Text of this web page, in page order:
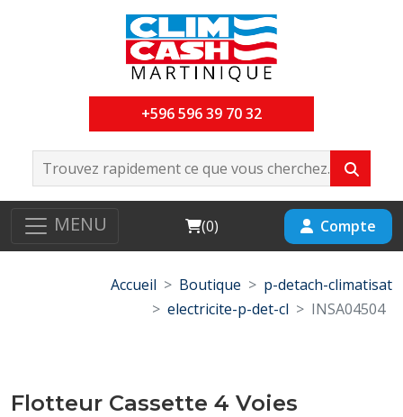
+596 596 39 70 32
MENU Cart
(0) Compte
Accueil Boutique
p-detach-climatisat
electricite-p-det-cl
INSA04504
Flotteur Cassette 4 Voies